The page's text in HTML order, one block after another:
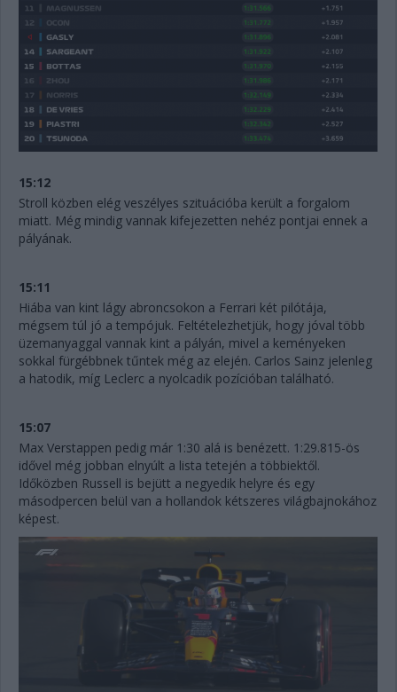
15:12
Stroll közben elég veszélyes szituációba került a forgalom
miatt. Még mindig vannak kifejezetten nehéz pontjai ennek a
pályának.
15:11
Hiába van kint lágy abroncsokon a Ferrari két pilótája,
mégsem túl jó a tempójuk. Feltételezhetjük, hogy jóval több
üzemanyaggal vannak kint a pályán, mivel a keményeken
sokkal fürgébbnek tűntek még az elején. Carlos Sainz jelenleg
a hatodik, míg Leclerc a nyolcadik pozícióban található.
15:07
Max Verstappen pedig már 1:30 alá is benézett. 1:29.815-ös
idővel még jobban elnyúlt a lista tetején a többiektől.
Időközben Russell is bejütt a negyedik helyre és egy
másodpercen belül van a hollandok kétszeres világbajnokához
képest.